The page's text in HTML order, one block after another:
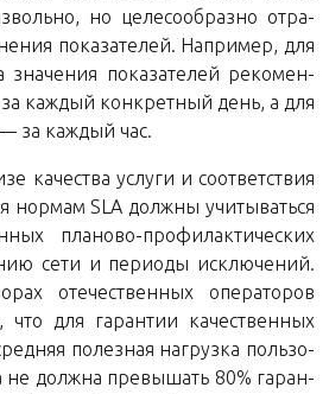
но це­ле­со­об­раз­но от­ра­
по­ка­за­те­лей. На­при­мер, для
зна­че­ния по­ка­за­те­лей ре­ко­мен­
каж­дый кон­крет­ный день, а для
за каж­дый час.
ка­че­ства услу­ги и со­от­вет­ствия
нор­мам SLA долж­ны учи­ты­вать­ся
пла­но­во-про­фи­лак­ти­че­ских
сети и пе­ри­о­ды ис­клю­че­ний.
оте­че­ствен­ных опе­ра­то­ров
что для га­ран­тии ка­че­ствен­ных
по­лез­ная на­груз­ка поль­зо­
не долж­на пре­вы­шать 80% га­ран­